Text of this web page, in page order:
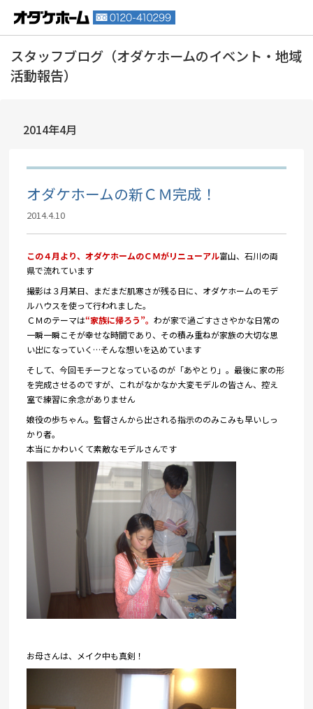
2014年4月
オダケホームの新ＣＭ完成！
2014.4.10
この４月より、オダケホームのＣＭがリニューアル富山、石川の両
県で流れています
撮影は３月某日、まだまだ肌寒さが残る日に、オダケホームのモデ
ルハウスを使って行われました。
ＣＭのテーマは“家族に帰ろう”。わが家で過ごすささやかな日常の
一瞬一瞬こそが幸せな時間であり、その積み重ねが家族の大切な思
い出になっていく…そんな想いを込めています
そして、今回モチーフとなっているのが「あやとり」。最後に家の形
を完成させるのですが、これがなかなか大変モデルの皆さん、控え
室で練習に余念がありません
娘役の歩ちゃん。監督さんから出される指示ののみこみも早いしっ
かり者。
本当にかわいくて素敵なモデルさんです
お母さんは、メイク中も真剣！